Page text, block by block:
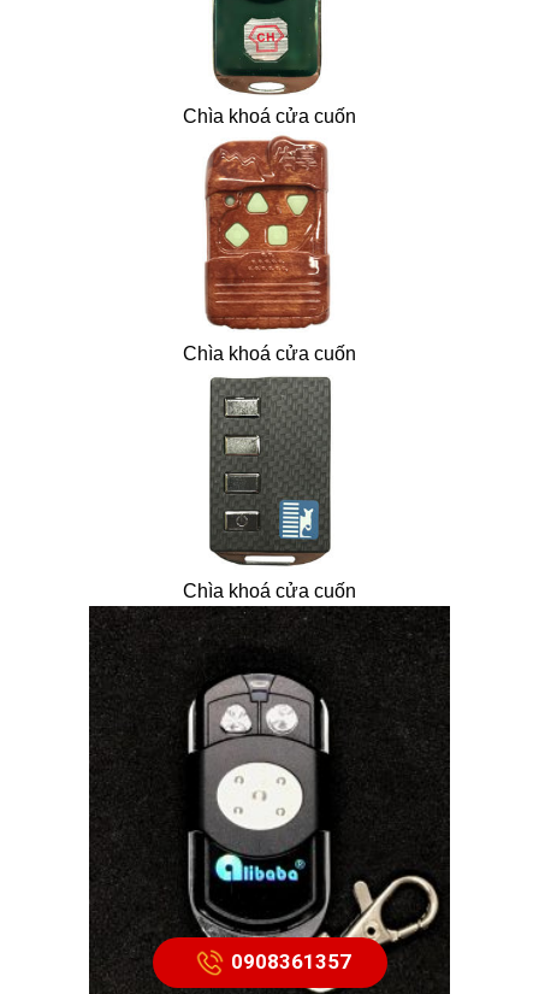
Chìa khoá cửa cuốn
Chìa khoá cửa cuốn
Chìa khoá cửa cuốn
0908361357